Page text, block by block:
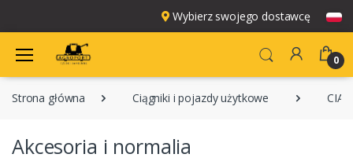
Wybierz swojego dostawcę
0
Strona główna Ciągniki i pojazdy użytkowe
Akcesoria i normalia